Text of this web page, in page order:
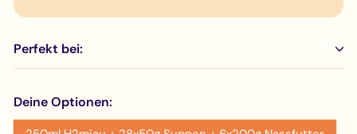
Perfekt bei:
Deine Optionen: